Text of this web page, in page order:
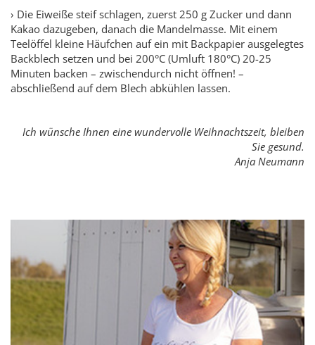
› Die Eiweiße steif schlagen, zuerst 250 g Zucker und dann
Kakao dazugeben, danach die Mandelmasse. Mit einem
Teelöffel kleine Häufchen auf ein mit Backpapier ausgelegtes
Backblech setzen und bei 200°C (Umluft 180°C) 20-25
Minuten backen – zwischendurch nicht öffnen! –
abschließend auf dem Blech abkühlen lassen.
Ich wünsche Ihnen eine wundervolle Weihnachtszeit, bleiben
Sie gesund.
Anja Neumann